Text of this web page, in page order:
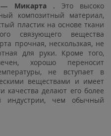
— Микарта . Это высоко
композитный материал,
пластик на основе ткани
связующего вещества
прочная, нескользкая, не
для руки. Кроме того,
хорошо переносит
не вступает в
веществами и имеет
качества делают его более
индустрии, чем обычный